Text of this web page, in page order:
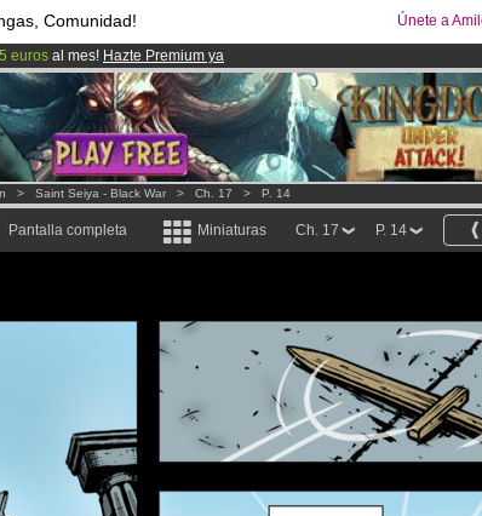
Comunidad! Únete a
euros al mes! Hazte Premium ya
1208Cómics y Mangas!.
lanzado!.
> Saint Seiya - Black War > Ch. 17 > P. 14
Pantalla completa Miniaturas P. 14
Ch. 17